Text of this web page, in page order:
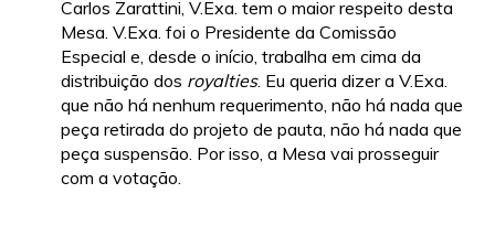
Carlos Zarattini, V.Exa. tem o maior respeito desta
Mesa. V.Exa. foi o Presidente da Comissão
Especial e, desde o início, trabalha em cima da
distribuição dos royalties. Eu queria dizer a V.Exa.
que não há nenhum requerimento, não há nada que
peça retirada do projeto de pauta, não há nada que
peça suspensão. Por isso, a Mesa vai prosseguir
com a votação.